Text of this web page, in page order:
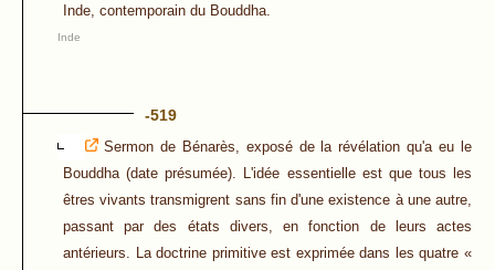
Inde, contemporain du Bouddha.
Inde
-519
Sermon de Bénarès, exposé de la révélation qu'a eu le
Bouddha (date présumée). L'idée essentielle est que tous les
êtres vivants transmigrent sans fin d'une existence à une autre,
passant par des états divers, en fonction de leurs actes
antérieurs. La doctrine primitive est exprimée dans les quatre «